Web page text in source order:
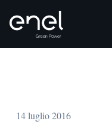
14 luglio 2016